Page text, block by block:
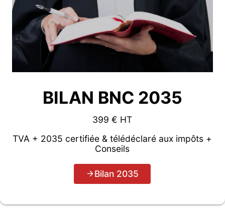
BILAN BNC 2035
399 € HT
TVA + 2035 certifiée & télédéclaré aux impôts +
Conseils
Bilan 2035